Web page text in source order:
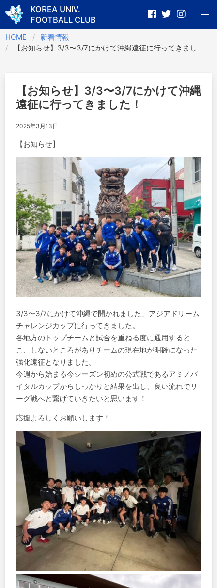
Skip
to
content
KOREA UNIV.
FOOTBALL CLUB
HOME
新着情報
【お知らせ】3/3〜3/7にかけて沖縄遠征に行ってきました！
【お知らせ】3/3〜3/7にかけて沖縄
遠征に行ってきました！
2025年3月13日
【お知らせ】
3/3〜3/7にかけて沖縄で開かれました、アジアドリーム
チャレンジカップに行ってきました。
各地方のトップチームと試合を重ねる度に通用すると
こ、しないところがありチームの現在地が明確になった
強化遠征となりました。
今週から始まる今シーズン初めの公式戦であるアミノバ
イタルカップからしっかりと結果を出し、良い流れでリ
ーグ戦へと繋げていきたいと思います！
応援よろしくお願いします！